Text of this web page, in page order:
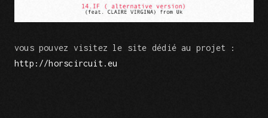
vous pouvez visitez le site dédié au projet :
http://horscircuit.eu